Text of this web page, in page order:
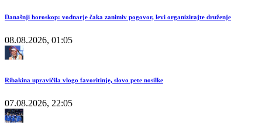
Današnji horoskop: vodnarje čaka zanimiv pogovor, levi organizirajte druženje
08.08.2026, 01:05
Ribakina upravičila vlogo favoritinje, slovo pete nosilke
07.08.2026, 22:05